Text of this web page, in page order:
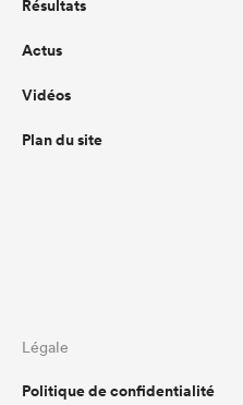
Résultats
Actus
Vidéos
Plan du site
Légale
Politique de confidentialité